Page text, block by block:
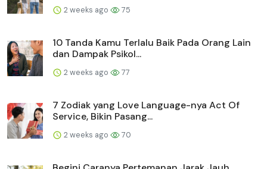
2 weeks ago 75
10 Tanda Kamu Terlalu Baik Pada Orang Lain
dan Dampak Psikol...
2 weeks ago 77
7 Zodiak yang Love Language-nya Act Of
Service, Bikin Pasang...
2 weeks ago 70